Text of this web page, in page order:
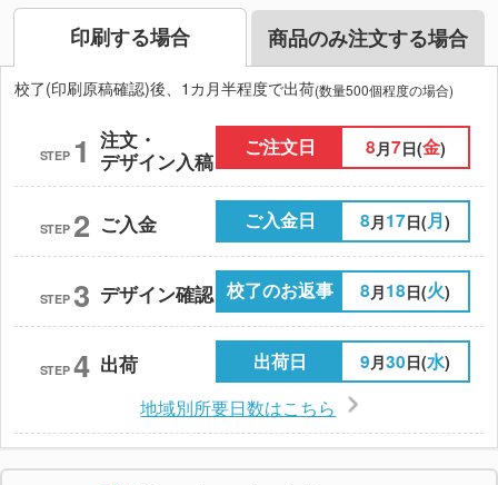
印刷する場合 商品のみ注文する場合
校了(印刷原稿確認)後、1カ月半程度で出荷(数量500個程度の場合)
STEP 1 注文・
デザイン入稿
ご注文日 8 月7日(金)
STEP 2 ご入金 ご入金日 8 月17日(月)
STEP 3 デザイン確認 校了のお返事 8 月18日(火)
STEP 4 出荷 出荷日 9月30日(水)
地域別所要日数はこちら